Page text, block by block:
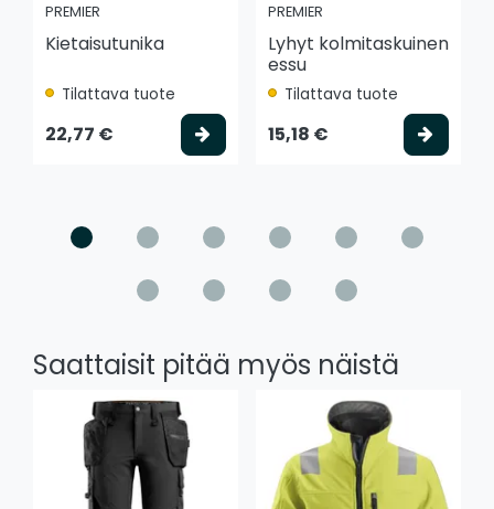
PREMIER
Kietaisutunika
Tilattava tuote
22,77 € Valitse vaihtoehto
PREMIER
Lyhyt kolmitaskuinen
essu
Tilattava tuote
15,18 €
Saattaisit pitää myös näistä